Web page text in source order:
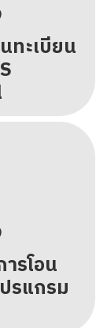
ทะเบียน
รโอน
รแกรม